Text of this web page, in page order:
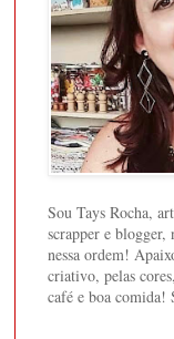
Sou Tays Rocha,
scrapper e blogger,
nessa ordem!
criativo, pelas
café e boa